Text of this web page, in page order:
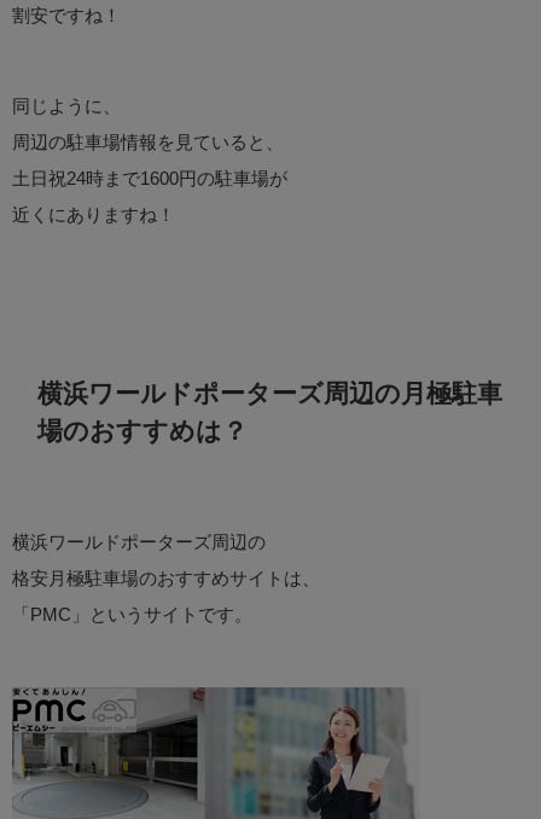
割安ですね！
同じように、
周辺の駐車場情報を見ていると、
土日祝24時まで1600円の駐車場が
近くにありますね！
横浜ワールドポーターズ周辺の月極駐車
場のおすすめは？
横浜ワールドポーターズ周辺の
格安月極駐車場のおすすめサイトは、
「PMC」というサイトです。